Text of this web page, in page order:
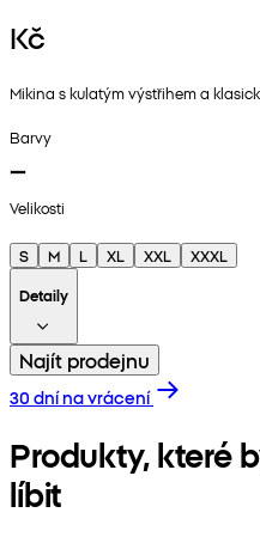
Kč
Mikina s kulatým výstřihem a
Barvy
Velikosti
S M L XL XXL
XXXL
Detaily
Najít prodejnu
30 dní na vrácení
Produkty, které
líbit